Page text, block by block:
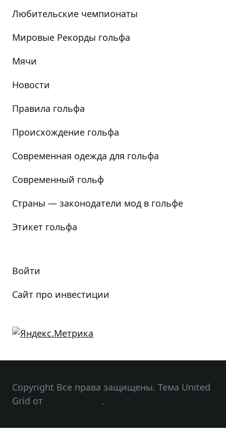
Любительские чемпионаты
Мировые Рекорды гольфа
Мячи
Новости
Правила гольфа
Происхождение гольфа
Современная одежда для гольфа
Современный гольф
Страны — законодатели мод в гольфе
Этикет гольфа
Войти
Сайт про инвестиции
Copyright Все права защищены. Тема United
Grid от
.